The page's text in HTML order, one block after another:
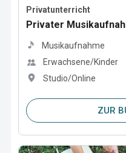
Privatunterricht
Privater
Musikaufnahme
Erwachsene/Kinder
Studio/Online
ZUR